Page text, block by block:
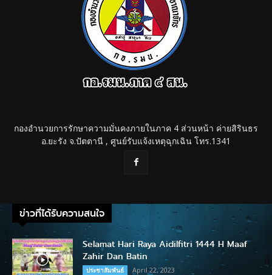
กองอำนวยการรักษาความมั่นคงภายในภาค 4 ส่วนหน้า ค่ายสิรินธร
อ.ยะรัง จ.ปัตตานี , ศูนย์รับแจ้งเหตุฉุกเฉิน โทร.1341
ข่าวที่ได้รับความสนใจ
Selamat Hari Raya Aidilfitri 1444 H Maaf
Zahir Dan Batin
ประชาสัมพันธ์ April 22, 2023